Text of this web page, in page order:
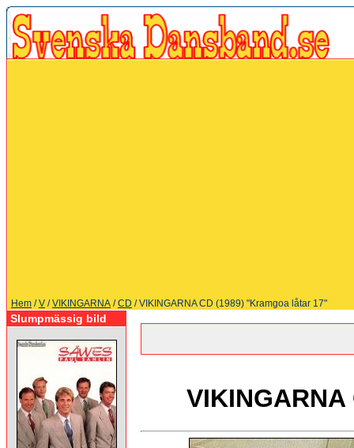
Hem /V /VIKINGARNA /CD / VIKINGARNA CD (1989) "Kramgoa låtar 17"
Slumpmässig bild